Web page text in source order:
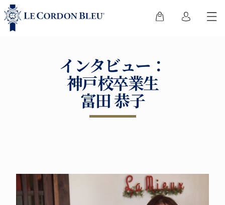
インタビュー：
神戸校卒業生
富田 恭子